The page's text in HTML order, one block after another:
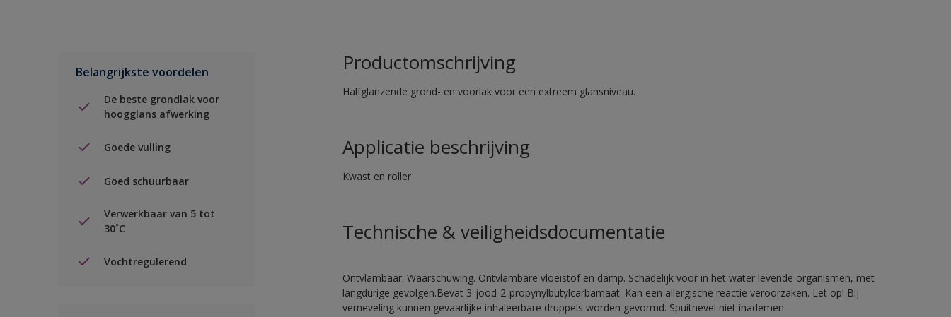
Belangrijkste voordelen
De beste grondlak voor
hoogglans afwerking
Goede vulling
Goed schuurbaar
Verwerkbaar van 5 tot
30˚C
Vochtregulerend
Productomschrijving
Halfglanzende grond- en voorlak voor een extreem glansniveau.
Applicatie beschrijving
Kwast en roller
Technische & veiligheidsdocumentatie
Ontvlambaar. Waarschuwing. Ontvlambare vloeistof en damp. Schadelijk voor in het water levende organismen, met
langdurige gevolgen.Bevat 3-jood-2-propynylbutylcarbamaat. Kan een allergische reactie veroorzaken. Let op! Bij
verneveling kunnen gevaarlijke inhaleerbare druppels worden gevormd. Spuitnevel niet inademen.